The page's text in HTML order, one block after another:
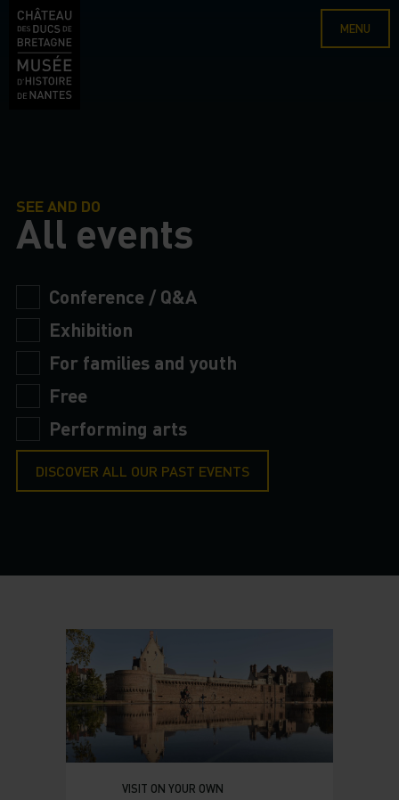
MENU
SEE AND DO
All events
Conference / Q&A
Exhibition
For families and youth
Free
Performing arts
DISCOVER ALL OUR PAST EVENTS
VISIT ON YOUR OWN